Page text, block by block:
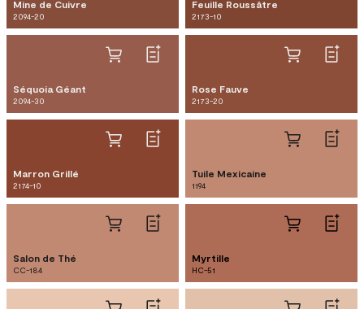
Mine de Cuivre
2094-20
Feuille Roussâtre
2173-10
Séquoia Géant
2094-30
Rose Fauve
2173-20
Marron Grillé
2174-10
Tuile Mexicaine
1194
Salon de Thé
CC-184
Myrtille
HC-51